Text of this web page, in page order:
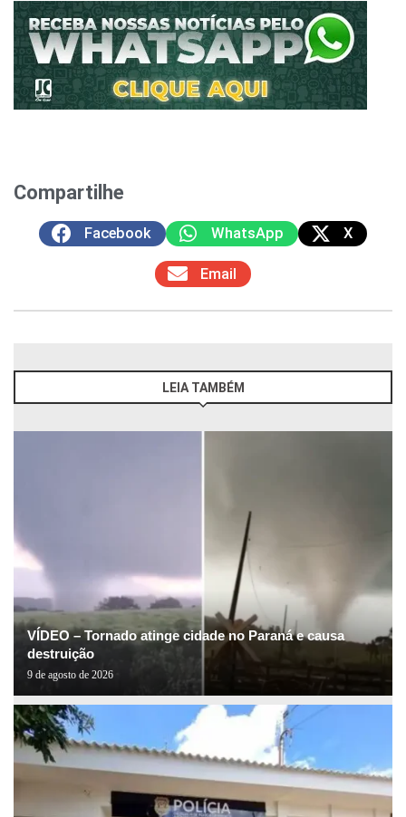
Compartilhe
Facebook WhatsApp X
Email
LEIA TAMBÉM
VÍDEO – Tornado atinge cidade no Paraná e causa
destruição
9 de agosto de 2026